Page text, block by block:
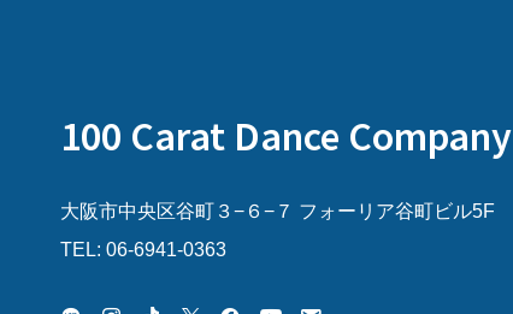
100 Carat Dance Company
大阪市中央区谷町３−６−７ フォーリア谷町ビル5F
TEL: 06-6941-0363